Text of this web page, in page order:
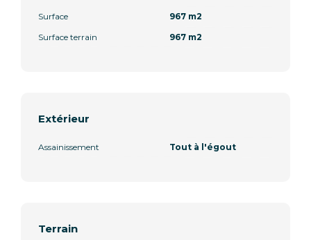
Surface
967 m2
Surface terrain
967 m2
Extérieur
Assainissement Tout à l'égout
Terrain